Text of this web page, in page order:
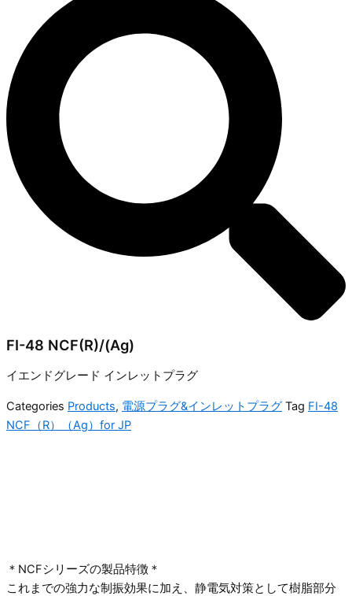
FI-48 NCF(R)/(Ag)
イエンドグレード インレットプラグ
Categories Products, 電源プラグ&インレットプラグ Tag FI-48
NCF（R）（Ag）for JP
＊NCFシリーズの製品特徴＊
これまでの強力な制振効果に加え、静電気対策として樹脂部分